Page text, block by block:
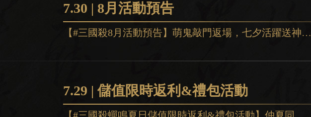
7.30 | 8月活動預告
【#三國殺8月活動預告】萌鬼敲門返場，七夕活躍送神趙雲/馬雲祿/情人禮盒！✨八月福利速覽①月度簽到八
7.29 | 儲值限時返利&禮包活動